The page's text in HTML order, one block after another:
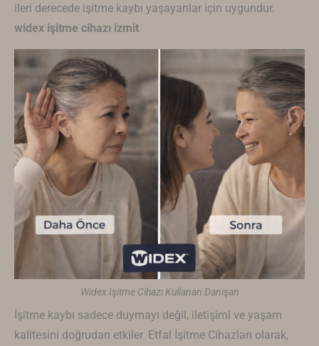
ileri derecede işitme kaybı yaşayanlar için uygundur.
widex işitme cihazı izmit
Widex Işitme Cihazı Kullanan Danışan
İşitme kaybı sadece duymayı değil, iletişimi ve yaşam
kalitesini doğrudan etkiler. Etfal İşitme Cihazları olarak,